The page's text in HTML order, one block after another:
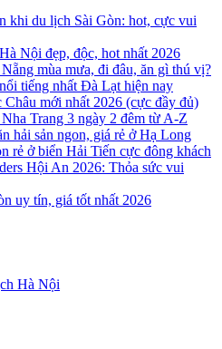
khi du lịch Sài Gòn: hot, cực vui
Nội đẹp, độc, hot nhất 2026
mùa mưa, đi đâu, ăn gì thú vị?
tiếng nhất Đà Lạt hiện nay
mới nhất 2026 (cực đầy đủ)
Trang 3 ngày 2 đêm từ A-Z
hải sản ngon, giá rẻ ở Hạ Long
rẻ ở biển Hải Tiến cực đông khách
Hội An 2026: Thỏa sức vui
uy tín, giá tốt nhất 2026
Hà Nội